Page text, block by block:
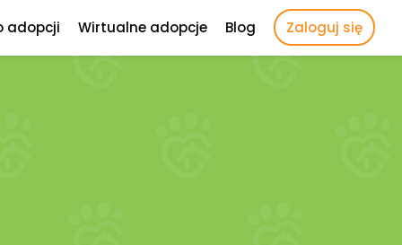
adopcji Wirtualne adopcje Blog Zaloguj się